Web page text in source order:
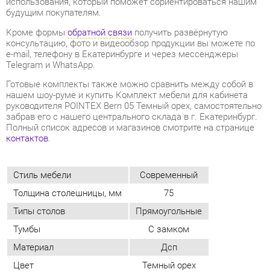
Готовые комплекты также можно сравнить между собой в
нашем шоу-руме и купить Комплект мебели для кабинета
руководителя POINTEX Bern 05 Темный орех, самостоятельно
забрав его с нашего центрального склада в г. Екатеринбург.
Полный список адресов и магазинов смотрите на странице
контактов.
Стиль мебели
Современный
Толщина столешницы, мм
75
Типы столов
Прямоугольные
Тумбы
Цвет Темный орех
ОТЗЫВЫ
Пока нет отзывов, поделитесь первым своим мнением.
ДОБАВИТЬ ОТЗЫВ